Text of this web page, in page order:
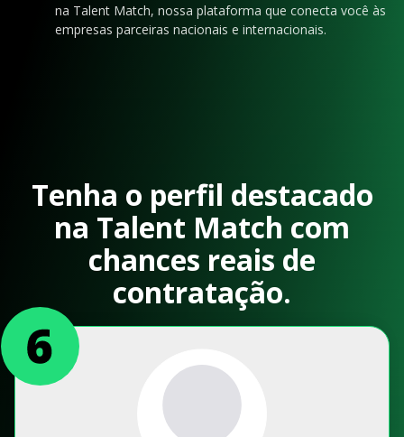
na Talent Match, nossa plataforma que conecta você às
empresas parceiras nacionais e internacionais.
Tenha o perfil destacado
na Talent Match com
chances reais de
contratação.